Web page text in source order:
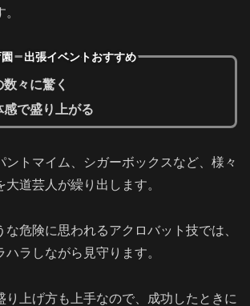
園 出張イベントおすすめ
々に驚く
感で盛り上がる
ントマイム、シガーボックスなど、様々
道芸人が繰り出します。
な危険に思われるアクロバット技では、
ラしながら見守ります。
り上げ方も上手なので、成功したときに